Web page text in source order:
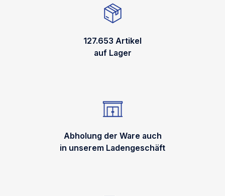
127.653 Artikel
auf Lager
Abholung der Ware auch
in unserem Ladengeschäft